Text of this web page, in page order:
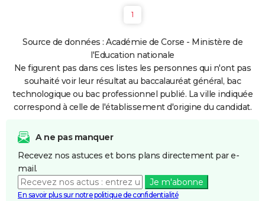
1
Source de données : Académie de Corse - Ministère de
l'Education nationale
Ne figurent pas dans ces listes les personnes qui n'ont pas
souhaité voir leur résultat au baccalauréat général, bac
technologique ou bac professionnel publié. La ville indiquée
correspond à celle de l'établissement d'origine du candidat.
A ne pas manquer
Recevez nos astuces et bons plans directement par e-
mail.
Je m'abonne
En savoir plus sur notre politique de confidentialité